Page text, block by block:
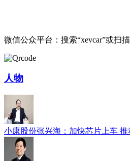
微信公众平台：搜索“xevcar”或扫
人物
小康股份张兴海：加快芯片上车